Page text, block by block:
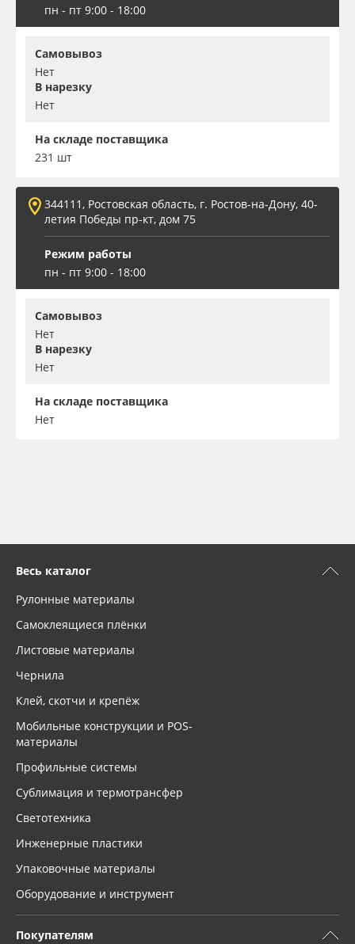
пн - пт 9:00 - 18:00
Самовывоз
Нет
В нарезку
Нет
На складе поставщика
231 шт
344111, Ростовская область, г. Ростов-на-Дону, 40-
летия Победы пр-кт, дом 75
Режим работы
пн - пт 9:00 - 18:00
Самовывоз
Нет
В нарезку
Нет
На складе поставщика
Нет
Весь каталог
Рулонные материалы
Самоклеящиеся плёнки
Листовые материалы
Чернила
Клей, скотчи и крепёж
Мобильные конструкции и POS-
материалы
Профильные системы
Сублимация и термотрансфер
Светотехника
Инженерные пластики
Упаковочные материалы
Оборудование и инструмент
Покупателям